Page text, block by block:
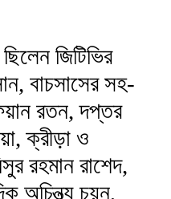
জিটিভির
বাচসাসের সহ-
রতন, দপ্তর
ক্রীড়া ও
রহমান রাশেদ,
অচিন্ত্য চয়ন,